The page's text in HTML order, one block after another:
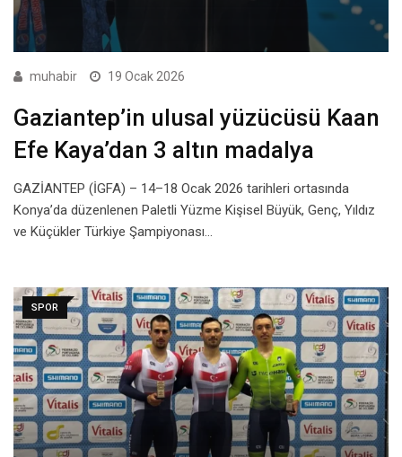
muhabir 19 Ocak 2026
Gaziantep’in ulusal yüzücüsü Kaan
Efe Kaya’dan 3 altın madalya
GAZİANTEP (İGFA) – 14–18 Ocak 2026 tarihleri ortasında
Konya’da düzenlenen Paletli Yüzme Kişisel Büyük, Genç, Yıldız
ve Küçükler Türkiye Şampiyonası…
SPOR